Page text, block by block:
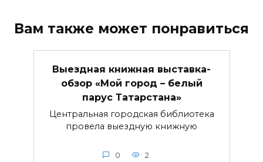
Вам также может понравиться
Выездная книжная выставка-
обзор «Мой город – белый
парус Татарстана»
Центральная городская библиотека
провела выездную книжную
0 2